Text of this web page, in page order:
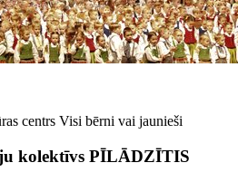
centrs Visi bērni vai jaunieši
kolektīvs PĪLĀDZĪTIS